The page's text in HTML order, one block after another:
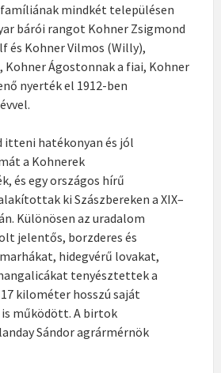
mindkét településen
bárói rangot Kohner Zsigmond
és Kohner Vilmos (Willy),
Ágostonnak a fiai, Kohner
nyerték el 1912-ben
itteni hatékonyan és jól
a Kohnerek
és egy országos hírű
ki Szászbereken a XIX–
Különösen az uradalom
jelentős, borzderes és
hidegvérű lovakat,
tenyésztettek a
kilométer hosszú saját
is működött. A birtok
Sándor agrármérnök